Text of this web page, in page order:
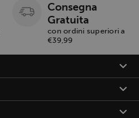
Consegna
Gratuita
con ordini superiori a
€39,99